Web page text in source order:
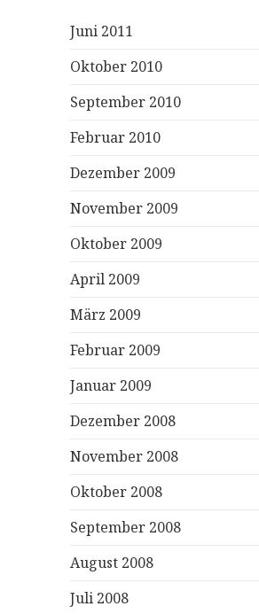
Juni 2011
Oktober 2010
September 2010
Februar 2010
Dezember 2009
November 2009
Oktober 2009
April 2009
März 2009
Februar 2009
Januar 2009
Dezember 2008
November 2008
Oktober 2008
September 2008
August 2008
Juli 2008